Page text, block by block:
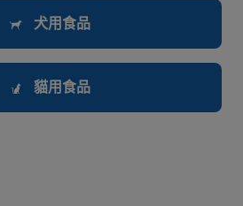
犬用食品
貓用食品